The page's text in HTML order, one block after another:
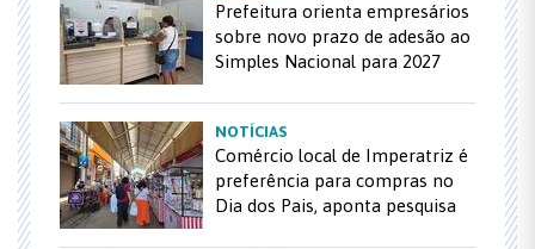
Prefeitura orienta empresários
sobre novo prazo de adesão ao
Simples Nacional para 2027
NOTÍCIAS
Comércio local de Imperatriz é
preferência para compras no
Dia dos Pais, aponta pesquisa